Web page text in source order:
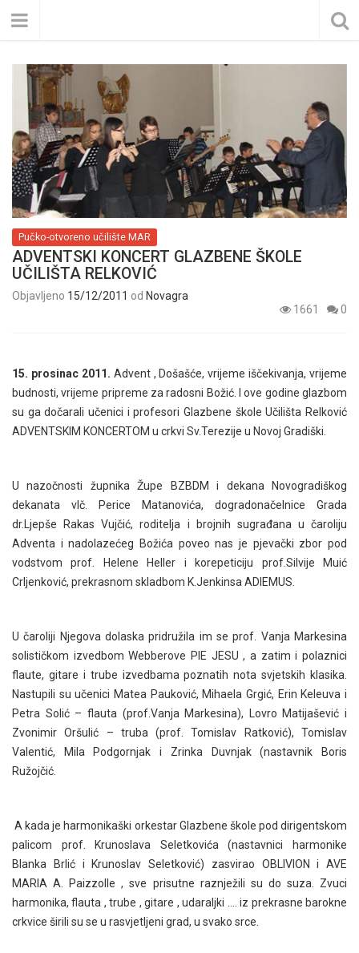
Pučko-otvoreno učilište MAR
ADVENTSKI KONCERT GLAZBENE ŠKOLE
UČILIŠTA RELKOVIĆ
Objavljeno 15/12/2011 od Novagra
1661
0
15. prosinac 2011. Advent , Došašće, vrijeme iščekivanja, vrijeme
budnosti, vrijeme pripreme za radosni Božić. I ove godine glazbom
su ga dočarali učenici i profesori Glazbene škole Učilišta Relković
ADVENTSKIM KONCERTOM u crkvi Sv.Terezije u Novoj Gradiški.
U nazočnosti župnika Župe BZBDM i dekana Novogradiškog
dekanata vlč. Perice Matanovića, dogradonačelnice Grada
dr.Ljepše Rakas Vujčić, roditelja i brojnih sugrađana u čaroliju
Adventa i nadolazećeg Božića poveo nas je pjevački zbor pod
vodstvom prof. Helene Heller i korepeticiju prof.Silvije Muić
Crljenković, prekrasnom skladbom K.Jenkinsa ADIEMUS.
U čaroliji Njegova dolaska pridružila im se prof. Vanja Markesina
solističkom izvedbom Webberove PIE JESU , a zatim i polaznici
flaute, gitare i trube izvedbama poznatih nota svjetskih klasika.
Nastupili su učenici Matea Pauković, Mihaela Grgić, Erin Keleuva i
Petra Solić – flauta (prof.Vanja Markesina), Lovro Matijašević i
Zvonimir Oršulić – truba (prof. Tomislav Ratković), Tomislav
Valentić, Mila Podgornjak i Zrinka Duvnjak (nastavnik Boris
Ružojčić.
A kada je harmonikaški orkestar Glazbene škole pod dirigentskom
palicom prof. Krunoslava Seletkovića (nastavnici harmonike
Blanka Brlić i Krunoslav Seletković) zasvirao OBLIVION i AVE
MARIA A. Paizzolle , sve prisutne raznježili su do suza. Zvuci
harmonika, flauta , trube , gitare , udaraljki …. iz prekrasne barokne
crkvice širili su se u rasvjetljeni grad, u svako srce.